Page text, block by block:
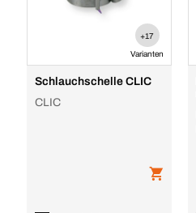
+17
Varianten
Schlauchschelle CLIC
CLIC